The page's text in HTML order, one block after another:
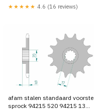
★★★★★ 4.6 (16 reviews)
afam stalen standaard voorste
sprock 94215 520 94215 13